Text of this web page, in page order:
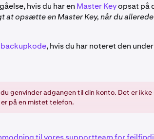
hvis du har en Master Keyopsat på
at opsætte en Master Key, når du
backupkode, hvis du har noteret den
genvinder adgangen til din konto. Det er
på en mistet telefon.